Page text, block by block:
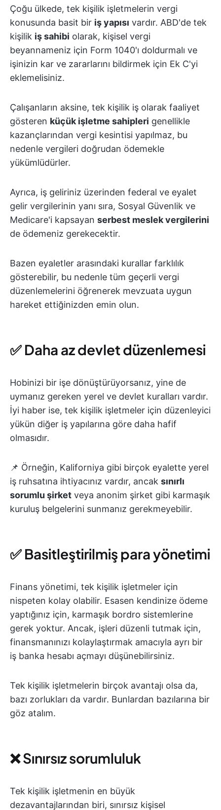
Çoğu ülkede, tek kişilik işletmelerin vergi
konusunda basit bir iş yapısı vardır. ABD'de tek
kişilik iş sahibi olarak, kişisel vergi
beyannameniz için Form 1040'ı doldurmalı ve
işinizin kar ve zararlarını bildirmek için Ek C'yi
eklemelisiniz.
Çalışanların aksine, tek kişilik iş olarak faaliyet
gösteren küçük işletme sahipleri genellikle
kazançlarından vergi kesintisi yapılmaz, bu
nedenle vergileri doğrudan ödemekle
yükümlüdürler.
Ayrıca, iş geliriniz üzerinden federal ve eyalet
gelir vergilerinin yanı sıra, Sosyal Güvenlik ve
Medicare'i kapsayan serbest meslek vergilerini
de ödemeniz gerekecektir.
Bazen eyaletler arasındaki kurallar farklılık
gösterebilir, bu nedenle tüm geçerli vergi
düzenlemelerini öğrenerek mevzuata uygun
hareket ettiğinizden emin olun.
✅ Daha az devlet düzenlemesi
Hobinizi bir işe dönüştürüyorsanız, yine de
uymanız gereken yerel ve devlet kuralları vardır.
İyi haber ise, tek kişilik işletmeler için düzenleyici
yükün diğer iş yapılarına göre daha hafif
olmasıdır.
📌 Örneğin, Kaliforniya gibi birçok eyalette yerel
iş ruhsatına ihtiyacınız vardır, ancak sınırlı
sorumlu şirket veya anonim şirket gibi karmaşık
kuruluş belgelerini sunmanız gerekmeyebilir.
✅ Basitleştirilmiş para yönetimi
Finans yönetimi, tek kişilik işletmeler için
nispeten kolay olabilir. Esasen kendinize ödeme
yaptığınız için, karmaşık bordro sistemlerine
gerek yoktur. Ancak, işleri düzenli tutmak için,
finansmanınızı kolaylaştırmak amacıyla ayrı bir
iş banka hesabı açmayı düşünebilirsiniz.
Tek kişilik işletmelerin birçok avantajı olsa da,
bazı zorlukları da vardır. Bunlardan bazılarına bir
göz atalım.
❌ Sınırsız sorumluluk
Tek kişilik işletmenin en büyük
dezavantajlarından biri, sınırsız kişisel